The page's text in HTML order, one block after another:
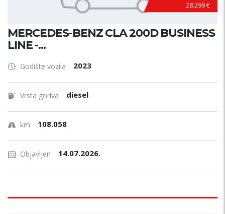
28.299 €
MERCEDES-BENZ CLA 200D BUSINESS
LINE -...
Godište vozila 2023
Vrsta goriva diesel
km 108.058
Objavljen 14.07.2026.